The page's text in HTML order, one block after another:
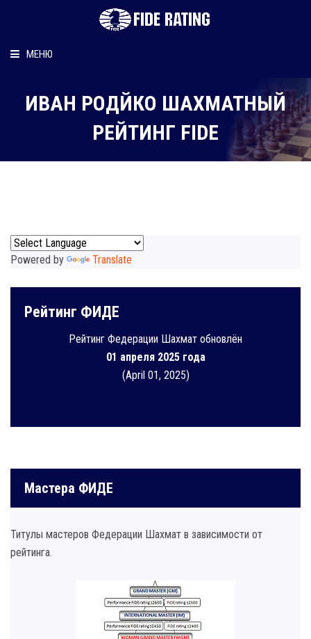
МЕНЮ
Рейтинг шахматиста
Персональный информер
ИВАН РОДЙКО ШАХМАТНЫЙ
РЕЙТИНГ FIDE
Powered by Translate
Рейтинг ФИДЕ
Рейтинг Федерации Шахмат обновлён
01 апреля 2025 года
(April 01, 2025)
Мастера ФИДЕ
Титулы мастеров Федерации Шахмат в зависимости от
рейтинга.